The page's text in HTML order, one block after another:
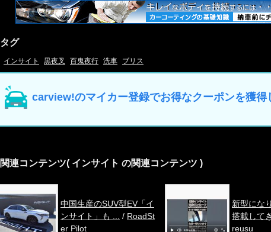
タグ
インサイト 黒夜叉 百鬼夜行 洗車 ブリス
carview!のマイカー登録でお得なクーポンを獲得
関連コンテンツ( インサイト の関連コンテンツ )
中国生産のSUV型EV「イ
ンサイト」も ...
/ RoadSt
er Pilot
新型にな
搭載して
reusu